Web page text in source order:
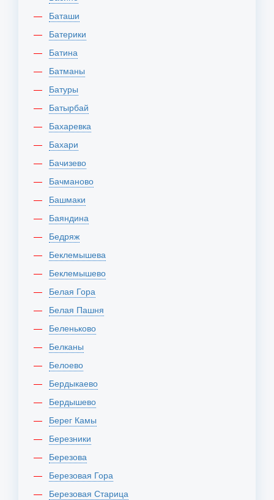
Баташи
Батерики
Батина
Батманы
Батуры
Батырбай
Бахаревка
Бахари
Бачизево
Бачманово
Башмаки
Баяндина
Бедряж
Беклемышева
Беклемышево
Белая Гора
Белая Пашня
Беленьково
Белканы
Белоево
Бердыкаево
Бердышево
Берег Камы
Березники
Березова
Березовая Гора
Березовая Старица